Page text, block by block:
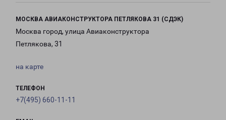
МОСКВА АВИАКОНСТРУКТОРА ПЕТЛЯКОВА 31 (СДЭК)
Москва город, улица Авиаконструктора
Петлякова, 31
на карте
ТЕЛЕФОН
+7(495) 660-11-11